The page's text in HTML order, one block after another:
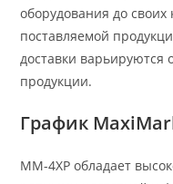
оборудования до своих
поставляемой
доставки варьируются
продукции.
График
МM-4ХP обладает